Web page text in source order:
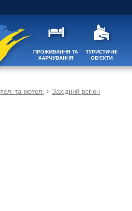
ПРОЖИВАННЯ ТА
ХАРЧУВАННЯ
ТУРИСТИЧНІ
ОБ'ЄКТИ
та мотелі > Західний регіон